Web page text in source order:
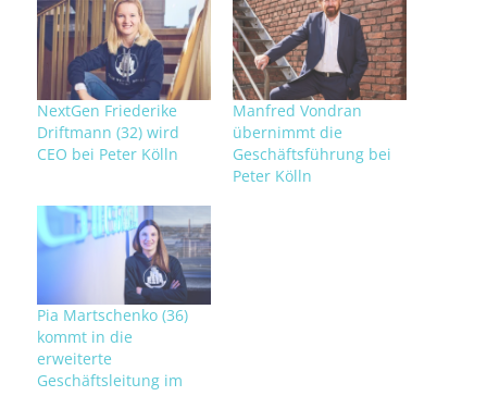
NextGen Friederike
Driftmann (32) wird
CEO bei Peter Kölln
Manfred Vondran
übernimmt die
Geschäftsführung bei
Peter Kölln
Pia Martschenko (36)
kommt in die
erweiterte
Geschäftsleitung im